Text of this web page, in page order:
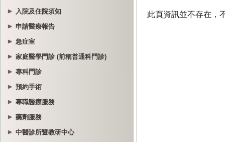
入院及住院須知
申請醫療報告
急症室
家庭醫學門診 (前稱普通科門診)
專科門診
預約手術
專職醫療服務
藥劑服務
中醫診所暨教研中心